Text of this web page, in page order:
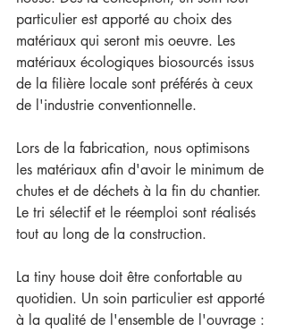
particulier est apporté au choix des
matériaux qui seront mis oeuvre. Les
matériaux écologiques biosourcés issus
de la filière locale sont préférés à ceux
de l'industrie conventionnelle.
Lors de la fabrication, nous optimisons
les matériaux afin d'avoir le minimum de
chutes et de déchets à la fin du chantier.
Le tri sélectif et le réemploi sont réalisés
tout au long de la construction.
La tiny house doit être confortable au
quotidien. Un soin particulier est apporté
à la qualité de l'ensemble de l'ouvrage :